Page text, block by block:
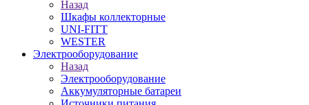
Назад
Шкафы коллекторные
UNI-FITT
WESTER
Электрооборудование
Назад
Электрооборудование
Аккумуляторные батареи